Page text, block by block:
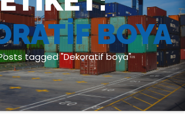
BOYA
tagged "Dekoratif boya"